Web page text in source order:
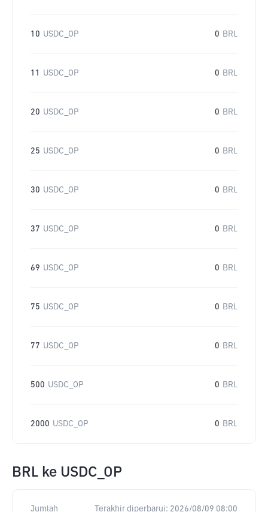
10 USDC_OP 0 BRL
11 USDC_OP 0 BRL
20 USDC_OP 0 BRL
25 USDC_OP 0 BRL
30 USDC_OP 0 BRL
37 USDC_OP 0 BRL
69 USDC_OP 0 BRL
75 USDC_OP 0 BRL
77 USDC_OP 0 BRL
500 USDC_OP 0 BRL
2000 USDC_OP 0 BRL
BRL ke USDC_OP
Jumlah Terakhir diperbarui: 2026/08/09 08:00